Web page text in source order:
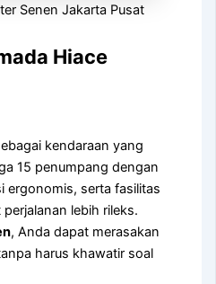
Senen Jakarta Pusat
Hiace
kendaraan yang
15 penumpang dengan
ergonomis, serta fasilitas
lebih rileks.
, Anda dapat merasakan
harus khawatir soal